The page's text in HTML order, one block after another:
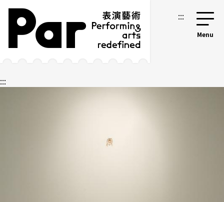
跳到主要內容區塊
網站導覽 :::
:::